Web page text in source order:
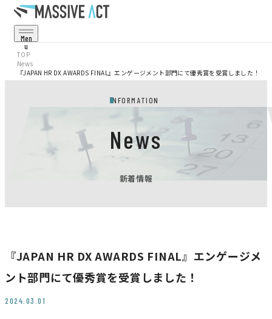
Men
U
Cl
Os
E
Service
Projects
Corporate会社情報
TOP
News
『JAPAN HR DX AWARDS FINAL』エンゲージメント部門にて優秀賞を受賞しました！
INFORMATION
News
新着情報
『JAPAN HR DX AWARDS FINAL』エンゲージメ
ント部門にて優秀賞を受賞しました！
2024.03.01